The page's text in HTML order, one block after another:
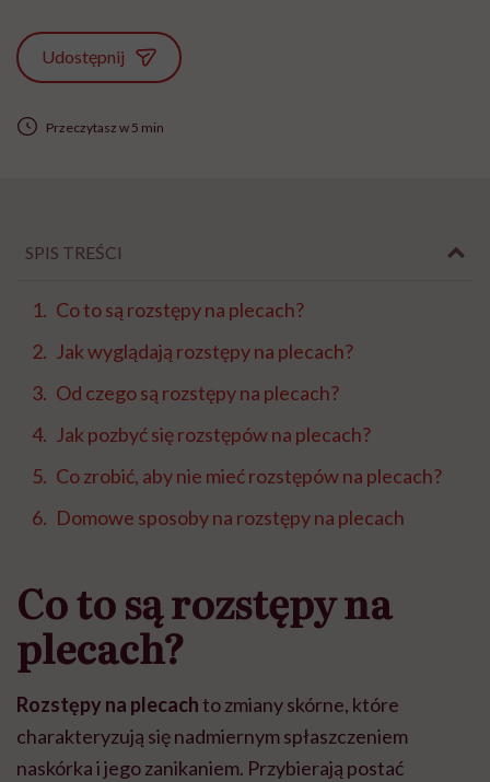
Udostępnij
Przeczytasz w 5 min
SPIS TREŚCI
Co to są rozstępy na plecach?
Jak wyglądają rozstępy na plecach?
Od czego są rozstępy na plecach?
Jak pozbyć się rozstępów na plecach?
Co zrobić, aby nie mieć rozstępów na plecach?
Domowe sposoby na rozstępy na plecach
Co to są rozstępy na
plecach?
Rozstępy na plecachto zmiany skórne, które
charakteryzują się nadmiernym spłaszczeniem
naskórka i jego zanikaniem. Przybierają postać